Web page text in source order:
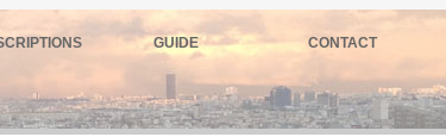
GUIDE CONTACT